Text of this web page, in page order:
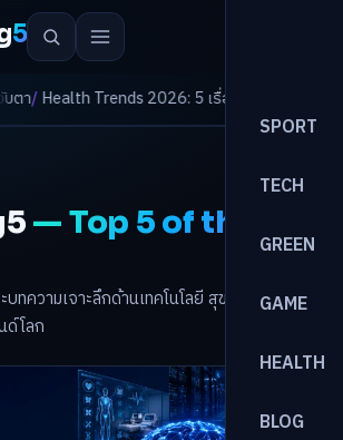
5
SPORT
TECH
GREEN
GAME
HEALTH
BLOG
2026: 5 เรื่องเกี่ยวกับการแพทย์ที่ควรรู้
— Top 5 of the
ความเจาะลึกด้านเทคโนโลยี สุขภาพ กีฬา เกม
ด์โลก